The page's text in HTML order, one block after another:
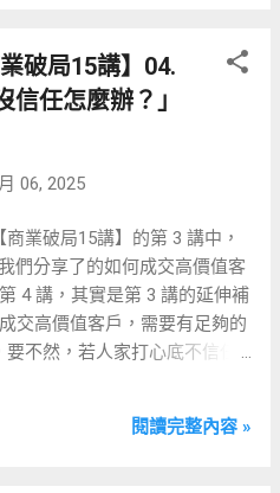
破局15講】04.
任怎麼辦？」
06, 2025
業破局15講】的第 3 講中，
們分享了的如何成交高價值客
4 講，其實是第 3 講的延伸補
交高價值客戶，需要有足夠的
不然，若人家打心底不信任
短時間內建立顧客對我們的信
閱讀完整內容 »